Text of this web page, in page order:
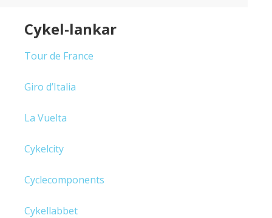
Cykel-lankar
Tour de France
Giro d’Italia
La Vuelta
Cykelcity
Cyclecomponents
Cykellabbet